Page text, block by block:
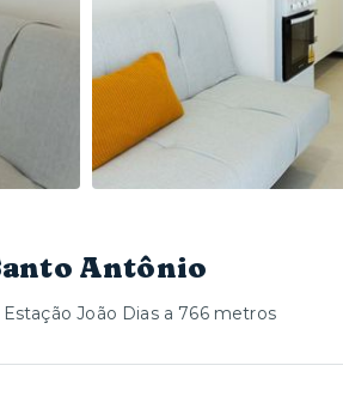
Antônio
Estação João Dias a 766 metros